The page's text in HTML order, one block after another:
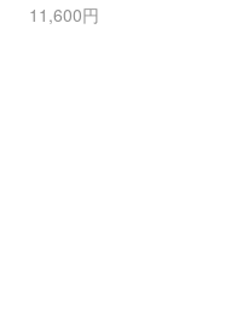
11,600円